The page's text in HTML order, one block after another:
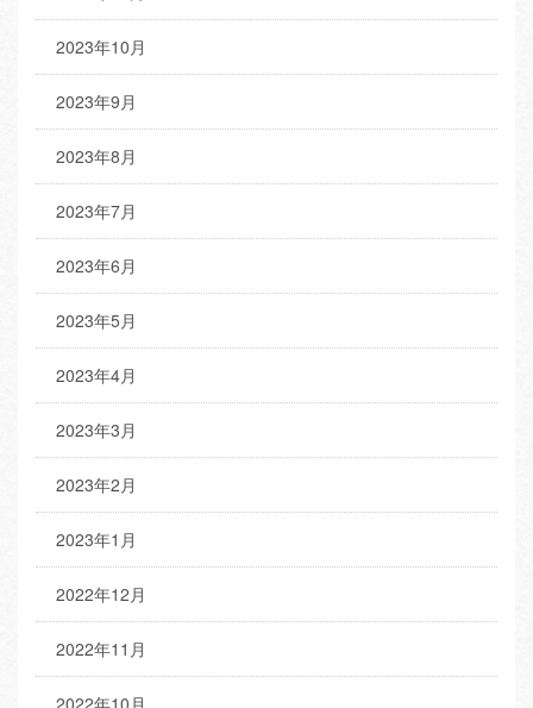
2023年10月
2023年9月
2023年8月
2023年7月
2023年6月
2023年5月
2023年4月
2023年3月
2023年2月
2023年1月
2022年12月
2022年11月
2022年10月